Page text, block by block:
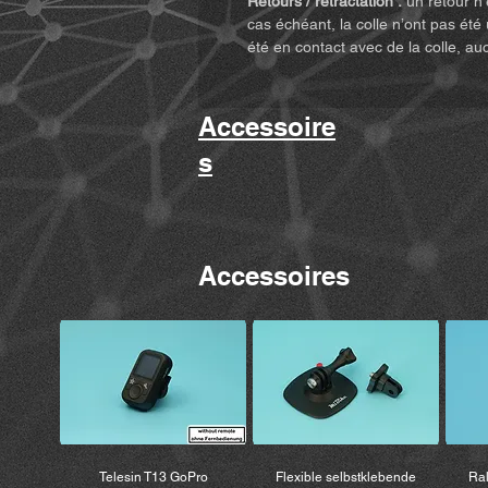
cas échéant, la colle n’ont pas
été en contact avec de la colle,
Accessoire
s
Telesin T13 GoPro
Flexible selbstklebende
Accessoires